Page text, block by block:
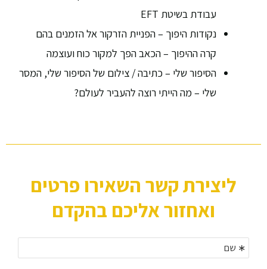
עבודת בשיטת EFT
נקודות היפוך – הפניית הזרקור אל הזמנים בהם
קרה ההיפוך – הכאב הפך למקור כוח ועוצמה
הסיפור שלי – כתיבה / צילום של הסיפור שלי, המסר
שלי – מה הייתי רוצה להעביר לעולם?